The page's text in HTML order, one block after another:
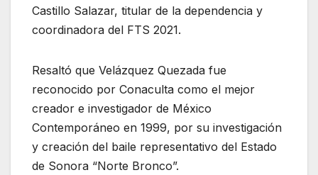
Castillo Salazar, titular de la dependencia y
coordinadora del FTS 2021.
Resaltó que Velázquez Quezada fue
reconocido por Conaculta como el mejor
creador e investigador de México
Contemporáneo en 1999, por su investigación
y creación del baile representativo del Estado
de Sonora “Norte Bronco”.